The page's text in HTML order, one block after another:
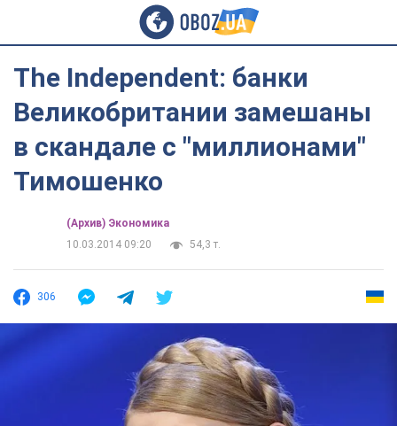
The Independent: банки
Великобритании замешаны
в скандале с "миллионами"
Тимошенко
(Архив) Экономика
10.03.2014 09:20
54,3 т.
306